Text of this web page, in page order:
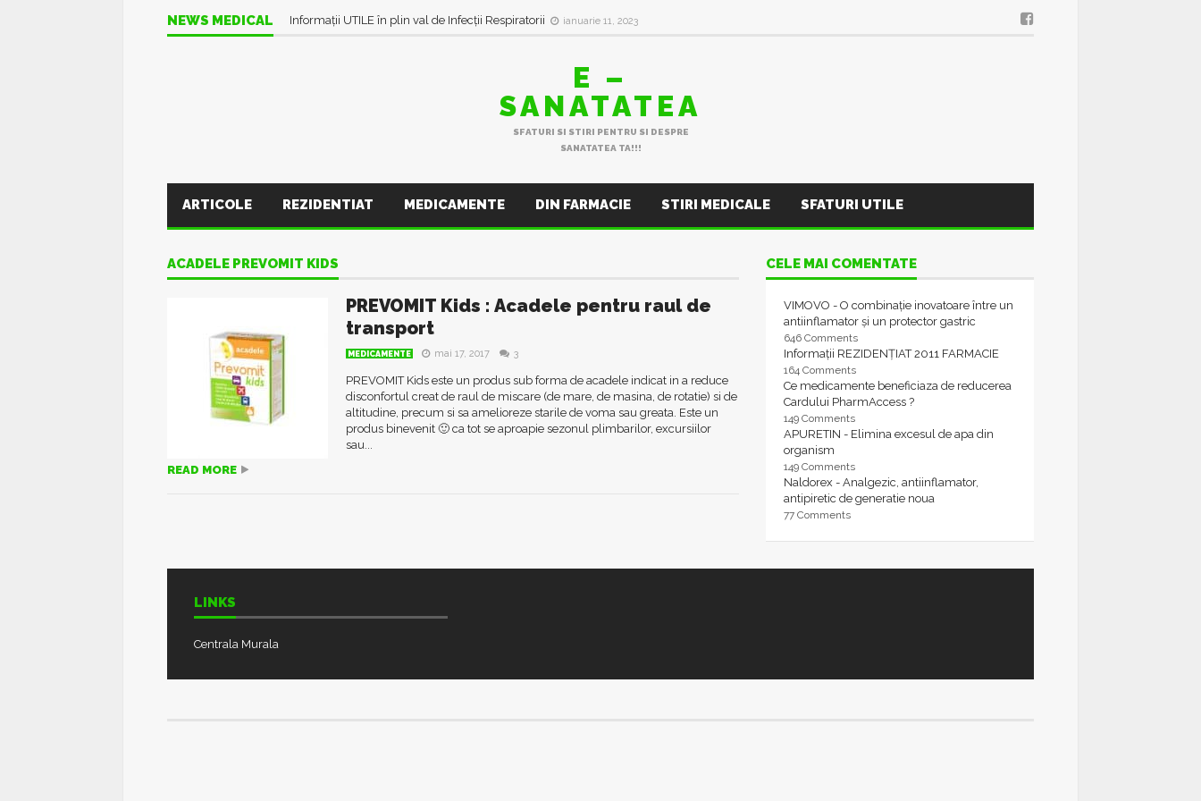
NEWS MEDICAL Informații UTILE în plin val de Infecții Respiratorii ianuarie 11, 2023
E –
SANATATEA
SFATURI SI STIRI PENTRU SI DESPRE
SANATATEA TA!!!
ARTICOLE REZIDENTIAT MEDICAMENTE DIN FARMACIE STIRI MEDICALE SFATURI UTILE
ACADELE PREVOMIT KIDS
PREVOMIT Kids : Acadele pentru raul de
transport
MEDICAMENTE mai 17, 2017 3
PREVOMIT Kids este un produs sub forma de acadele indicat in a reduce
disconfortul creat de raul de miscare (de mare, de masina, de rotatie) si de
altitudine, precum si sa amelioreze starile de voma sau greata. Este un
produs binevenit 🙂 ca tot se aproapie sezonul plimbarilor, excursiilor
sau...
READ MORE
CELE MAI COMENTATE
VIMOVO - O combinație inovatoare între un
antiinflamator și un protector gastric
646 Comments
Informații REZIDENȚIAT 2011 FARMACIE
164 Comments
Ce medicamente beneficiaza de reducerea
Cardului PharmAccess ?
149 Comments
APURETIN - Elimina excesul de apa din
organism
149 Comments
Naldorex - Analgezic, antiinflamator,
antipiretic de generatie noua
77 Comments
LINKS
Centrala Murala